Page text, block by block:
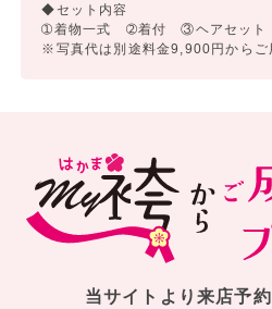
◆セット内容
➀着物一式 ➁着付 ③ヘアセッ
※写真代は別途料金9,900円からご
当サイトより来店予